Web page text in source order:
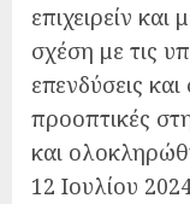
επιχειρείν και
σχέση με τις
επενδύσεις
προοπτικές
και
12 Ιουλίου